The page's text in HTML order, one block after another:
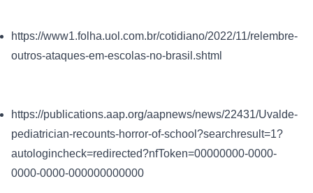
https://www1.folha.uol.com.br/cotidiano/2022/11/relembre-
outros-ataques-em-escolas-no-brasil.shtml
https://publications.aap.org/aapnews/news/22431/Uvalde-
pediatrician-recounts-horror-of-school?searchresult=1?
autologincheck=redirected?nfToken=00000000-0000-
0000-0000-000000000000